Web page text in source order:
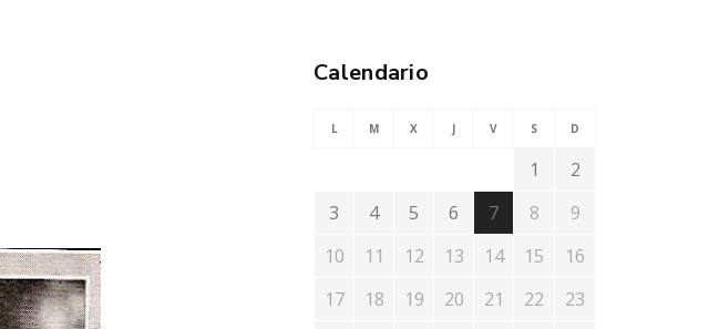
Calendario
L M X J V S D
1
2
3
4 5 6 7 8
9
10
11 12 13 14 15
16
17
18 19 20 21 22
23